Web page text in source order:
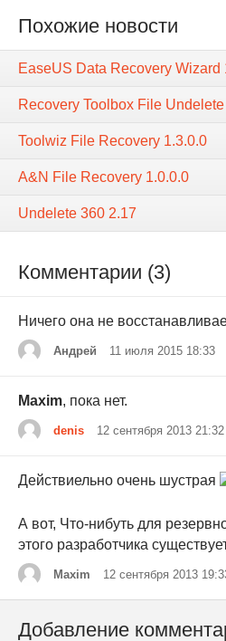
Похожие новости
EaseUS Data Recovery Wizard
Recovery Toolbox File
Toolwiz File Recovery 1.3.0.0
A&N File Recovery 1.0.0.0
Undelete 360 2.17
Комментарии (3)
Ничего она не
Андрей 11 июля 2015 18:33
Maxim, пока нет.
denis 12 сентября 2013 21:32
Действиельно очень шустрая
А вот, Что-нибуть для
этого разработчика
Maxim 12 сентября 2013
Добавление